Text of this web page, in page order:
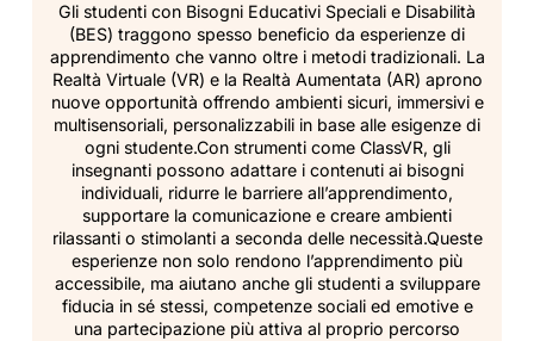
Gli studenti con Bisogni Educativi Speciali e Disabilità
(BES) traggono spesso beneficio da esperienze di
apprendimento che vanno oltre i metodi tradizionali. La
Realtà Virtuale (VR) e la Realtà Aumentata (AR) aprono
nuove opportunità offrendo ambienti sicuri, immersivi e
multisensoriali, personalizzabili in base alle esigenze di
ogni studente.Con strumenti come ClassVR, gli
insegnanti possono adattare i contenuti ai bisogni
individuali, ridurre le barriere all’apprendimento,
supportare la comunicazione e creare ambienti
rilassanti o stimolanti a seconda delle necessità.Queste
esperienze non solo rendono l’apprendimento più
accessibile, ma aiutano anche gli studenti a sviluppare
fiducia in sé stessi, competenze sociali ed emotive e
una partecipazione più attiva al proprio percorso